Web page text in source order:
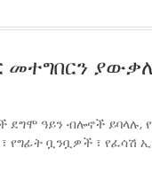
ዓይን ብሎኖች ይባላሉ,
የግፊት ቧንቧዎች ፣ የፈሳሽ